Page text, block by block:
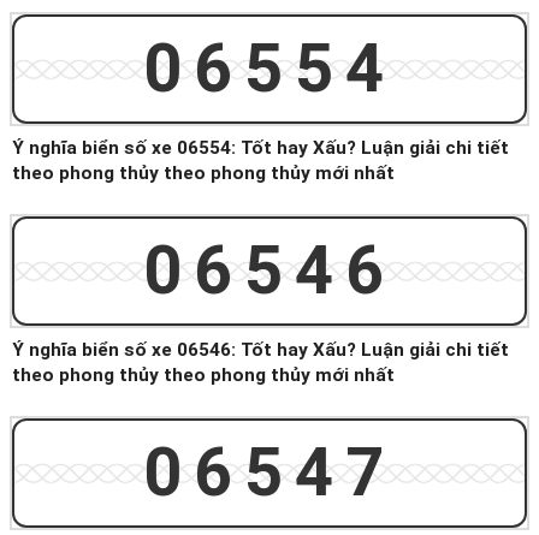
06554
Ý nghĩa biển số xe 06554: Tốt hay Xấu? Luận giải chi tiết
theo phong thủy theo phong thủy mới nhất
06546
Ý nghĩa biển số xe 06546: Tốt hay Xấu? Luận giải chi tiết
theo phong thủy theo phong thủy mới nhất
06547